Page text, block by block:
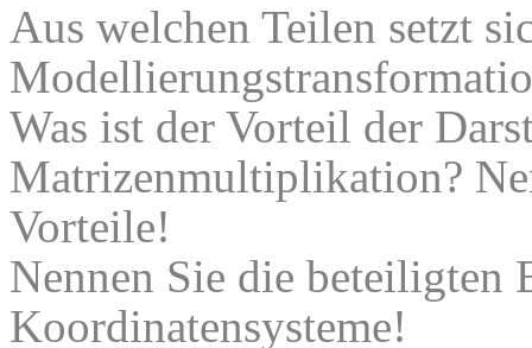
Aus welchen Teilen setzt
Was ist der Vorteil der
Matrizenmultiplikation?
Vorteile!
Nennen Sie die beteiligten
Koordinatensysteme!